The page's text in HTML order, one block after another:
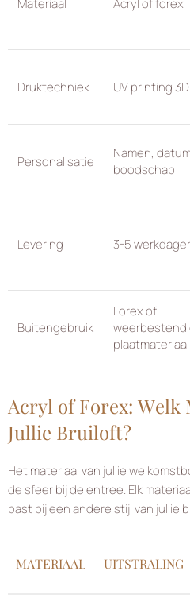
Materiaal Acryl of forex
Druktechniek UV printing 3D
Personalisatie
Namen,
boodschap
Levering 3-5
Buitengebruik
Forex of
plaatmateriaal
Acryl of Forex: Welk
Jullie Bruiloft?
Het materiaal van jullie
de sfeer bij de entree. Elk
past bij een andere stijl van jullie
MATERIAAL UITSTRALING